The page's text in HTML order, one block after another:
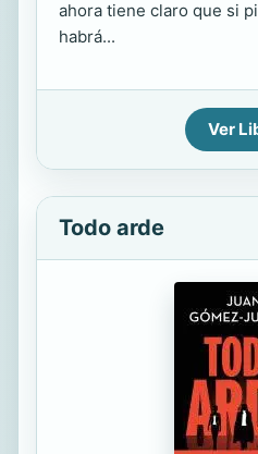
ahora tiene claro que si
habrá...
Ver
Todo arde